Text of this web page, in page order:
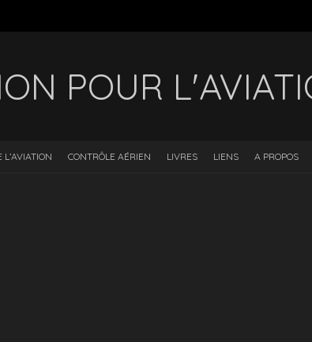
POUR
L’AVIATION CONTRÔLE AÉRIEN LIVRES LIENS A PROPOS